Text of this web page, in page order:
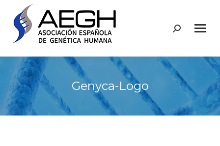
Buscar:
Genyca-Logo